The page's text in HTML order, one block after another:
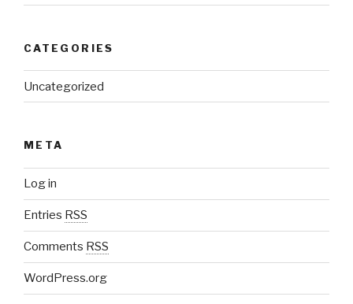
CATEGORIES
Uncategorized
META
Log in
Entries RSS
Comments RSS
WordPress.org